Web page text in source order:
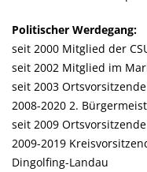
Politischer Werdegang:
seit 2000 Mitglied der
seit 2002 Mitglied im
seit 2003
2008-2020 2.
seit 2009
2009-2019
Dingolfing-Landau